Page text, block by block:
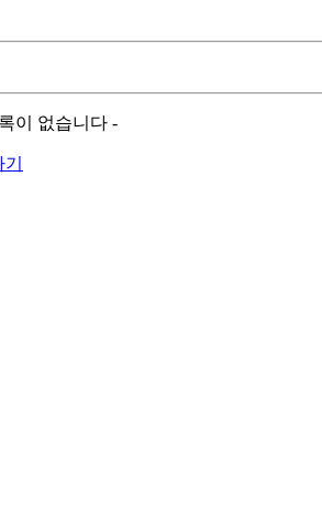
이 없습니다 -